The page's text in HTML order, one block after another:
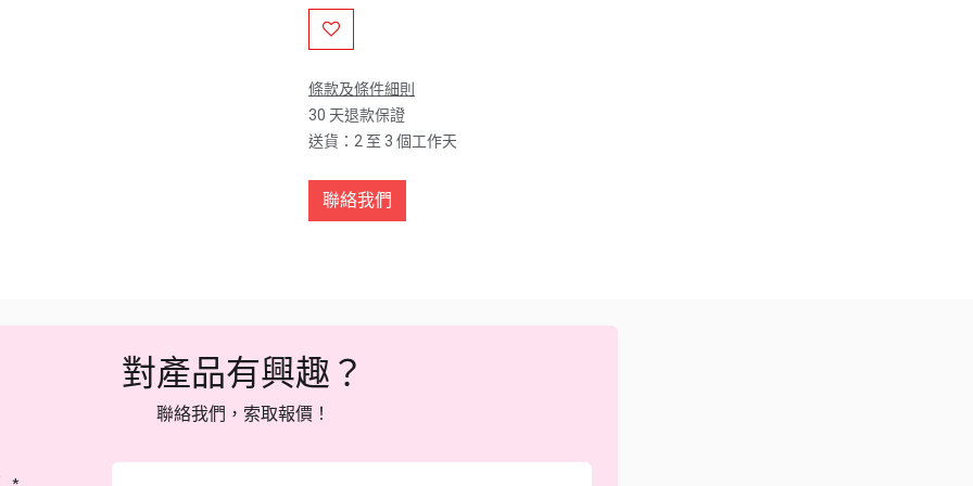
條款及條件細則
30 天退款保證
送貨：2 至 3 個工作天
聯絡我們
對產品有興趣？
聯絡我們，索取報價！